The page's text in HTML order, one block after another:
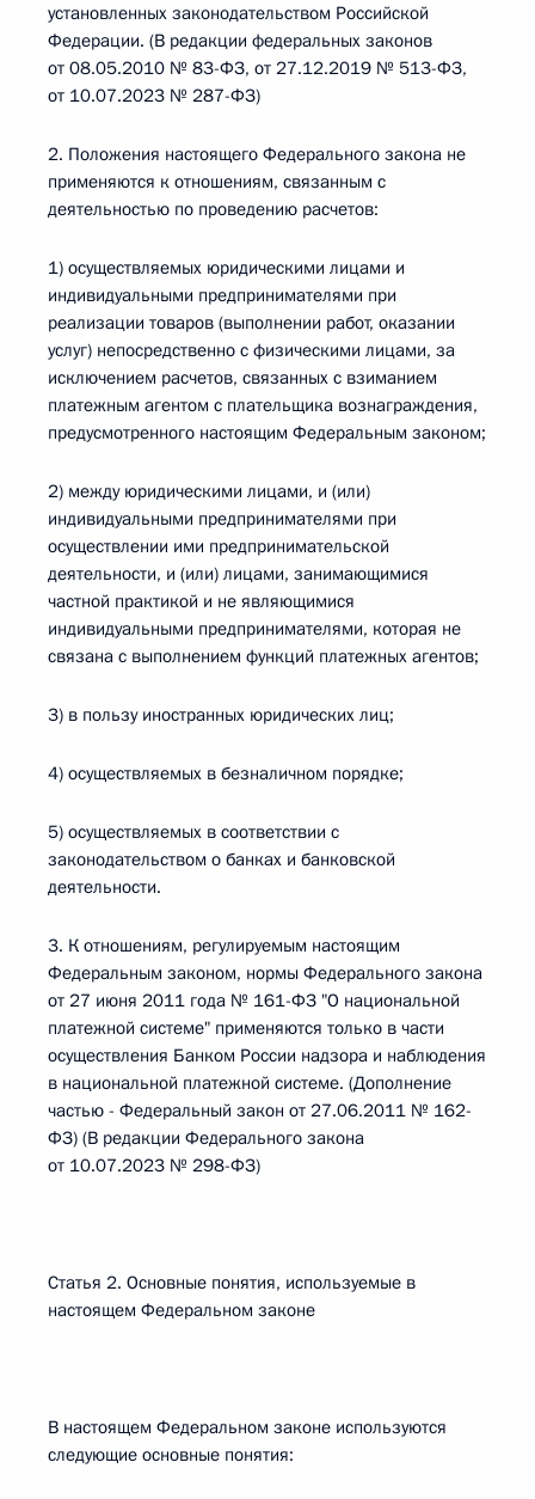
установленных законодательством Российской
Федерации. (В редакции федеральных законов
от 08.05.2010 № 83-ФЗ, от 27.12.2019 № 513-ФЗ,
от 10.07.2023 № 287-ФЗ)
2. Положения настоящего Федерального закона не
применяются к отношениям, связанным с
деятельностью по проведению расчетов:
1) осуществляемых юридическими лицами и
индивидуальными предпринимателями при
реализации товаров (выполнении работ, оказании
услуг) непосредственно с физическими лицами, за
исключением расчетов, связанных с взиманием
платежным агентом с плательщика вознаграждения,
предусмотренного настоящим Федеральным законом;
2) между юридическими лицами, и (или)
индивидуальными предпринимателями при
осуществлении ими предпринимательской
деятельности, и (или) лицами, занимающимися
частной практикой и не являющимися
индивидуальными предпринимателями, которая не
связана с выполнением функций платежных агентов;
3) в пользу иностранных юридических лиц;
4) осуществляемых в безналичном порядке;
5) осуществляемых в соответствии с
законодательством о банках и банковской
деятельности.
3. К отношениям, регулируемым настоящим
Федеральным законом, нормы Федерального закона
от 27 июня 2011 года № 161-ФЗ "О национальной
платежной системе" применяются только в части
осуществления Банком России надзора и наблюдения
в национальной платежной системе. (Дополнение
частью - Федеральный закон от 27.06.2011 № 162-
ФЗ) (В редакции Федерального закона
от 10.07.2023 № 298-ФЗ)
Статья 2. Основные понятия, используемые в
настоящем Федеральном законе
В настоящем Федеральном законе используются
следующие основные понятия: